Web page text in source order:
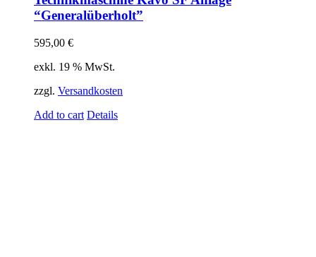
“Generalüberholt”
595,00 €
exkl. 19 % MwSt.
zzgl. Versandkosten
Add to cart Details